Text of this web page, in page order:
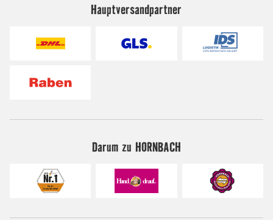
Hauptversandpartner
Darum zu HORNBACH